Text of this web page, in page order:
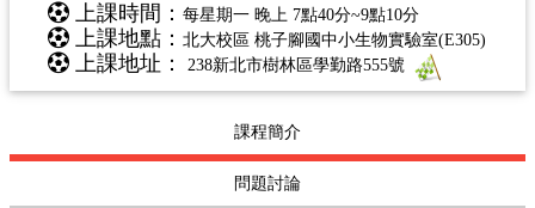
上課時間： 每星期一 晚上 7點40分~9點10分
上課地點： 北大校區 桃子腳國中小生物實驗室(E305)
上課地址： 238新北市樹林區學勤路555號
課程簡介
問題討論